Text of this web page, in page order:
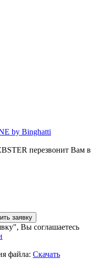
by Binghatti
перезвонит Вам в
заявку
Вы соглашаетесь
файла: Скачать